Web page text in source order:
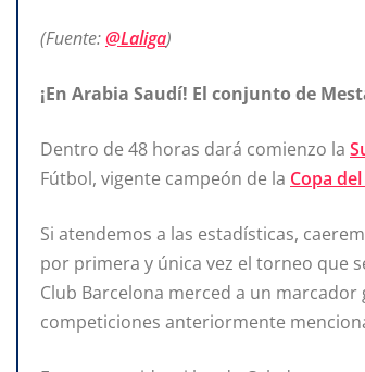
(Fuente:@Laliga)
¡En Arabia Saudí! El conjunto de
Dentro de 48 horas dará comienzo la
Fútbol, vigente campeón de la Copa
Si atendemos a las estadísticas,
por primera y única vez el torneo que
Club Barcelona merced a un
competiciones anteriormente